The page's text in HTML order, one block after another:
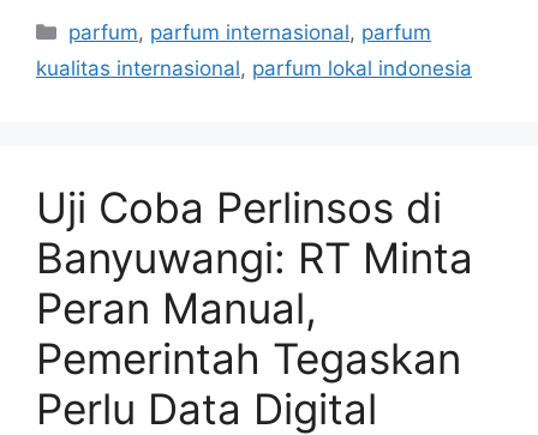
Kategori
parfum, parfum internasional, parfum
kualitas internasional, parfum lokal indonesia
Uji Coba Perlinsos di
Banyuwangi: RT Minta
Peran Manual,
Pemerintah Tegaskan
Perlu Data Digital